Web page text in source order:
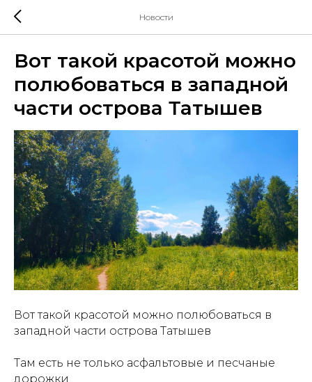
Новости
Вот такой красотой можно
полюбоваться в западной
части острова Татышев
Вот такой красотой можно полюбоваться в
западной части острова Татышев
Там есть не только асфальтовые и песчаные
дорожки